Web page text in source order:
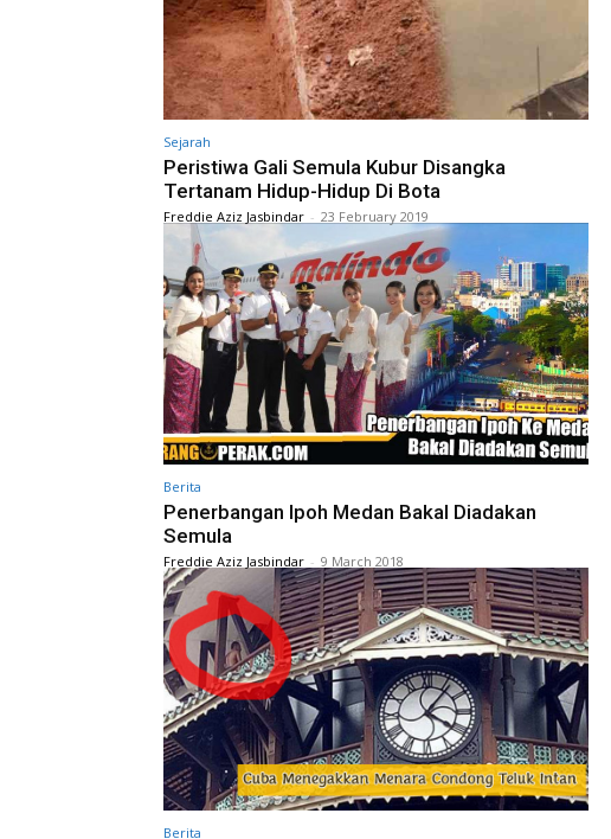
Sejarah
Peristiwa Gali Semula Kubur Disangka
Tertanam Hidup-Hidup Di Bota
Freddie Aziz Jasbindar - 23 February 2019
Berita
Penerbangan Ipoh Medan Bakal Diadakan
Semula
Freddie Aziz Jasbindar - 9 March 2018
Berita